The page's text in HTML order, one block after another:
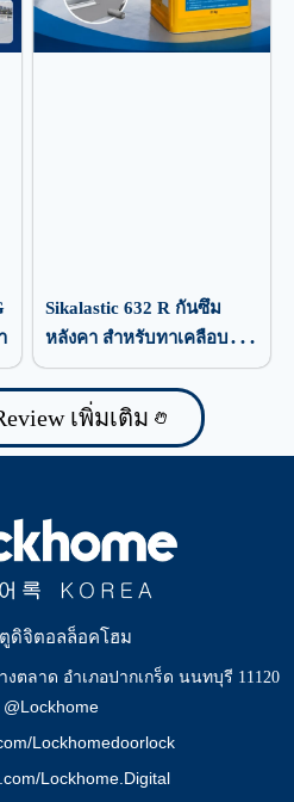
Sikalastic 632 R กันซึม
หลังคา สำหรับทาเคลือบ
ป้องกันน้ำรั่วซึม
เพิ่มเติม
ดิจิตอลล็อคโฮม
งตลาด อำเภอปากเกร็ด นนทบุรี 11120
@Lockhome
Lockhomedoorlock
Lockhome.Digital